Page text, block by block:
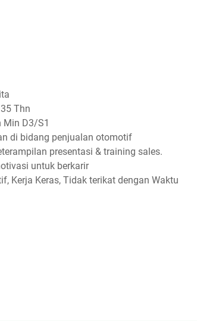
Thn
Min D3/S1
di bidang penjualan otomotif
presentasi & training sales.
untuk berkarir
Kerja Keras, Tidak terikat dengan Waktu